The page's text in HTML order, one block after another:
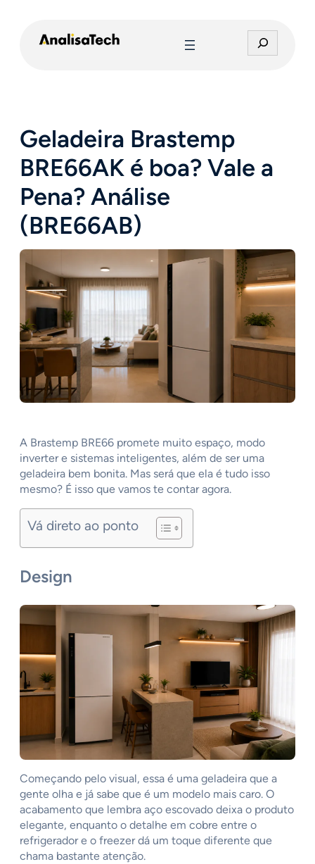
e
r
Geladeira Brastemp
BRE66AK é boa? Vale a
Pena? Análise
(BRE66AB)
A Brastemp BRE66 promete muito espaço, modo
inverter e sistemas inteligentes, além de ser uma
geladeira bem bonita. Mas será que ela é tudo isso
mesmo? É isso que vamos te contar agora.
Vá direto ao ponto
Design
Começando pelo visual, essa é uma geladeira que a
gente olha e já sabe que é um modelo mais caro. O
acabamento que lembra aço escovado deixa o produto
elegante, enquanto o detalhe em cobre entre o
refrigerador e o freezer dá um toque diferente que
chama bastante atenção.